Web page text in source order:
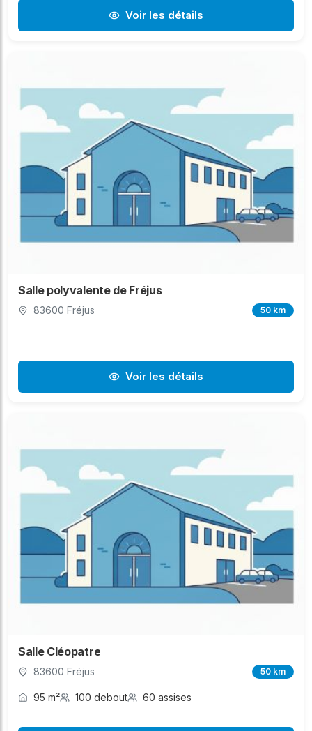
Voir les détails
Salle polyvalente de Fréjus
83600 Fréjus 50 km
Voir les détails
Salle Cléopatre
83600 Fréjus 50 km
95 m² 100 debout 60 assises